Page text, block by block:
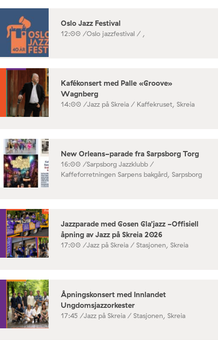
Oslo Jazz Festival
12:00 /Oslo jazzfestival / ,
Kafékonsert med Palle «Groove»
Wagnberg
14:00 /Jazz på Skreia / Kaffekruset, Skreia
New Orleans-parade fra Sarpsborg Torg
16:00 /Sarpsborg Jazzklubb /
Kaffeforretningen Sarpens bakgård, Sarpsborg
Jazzparade med Gosen Gla’jazz -Offisiell
åpning av Jazz på Skreia 2026
17:00 /Jazz på Skreia / Stasjonen, Skreia
Åpningskonsert med Innlandet
Ungdomsjazzorkester
17:45 /Jazz på Skreia / Stasjonen, Skreia